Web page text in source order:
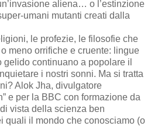
aliena… o l’estinzione
umani mutanti creati dalla
le profezie, le filosofie che
meno orrifiche e cruente: lingue
continuano a popolare il
i nostri sonni. Ma si tratta
Alok Jha, divulgatore
e per la BBC con formazione da
vista della scienza ben
quali il mondo che conosciamo (o